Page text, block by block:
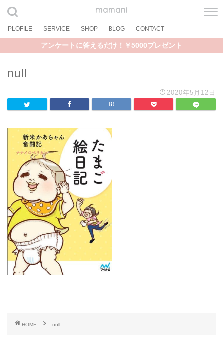
mamani
PLOFILE SERVICE SHOP BLOG CONTACT
アンケートに答えるだけ！￥5000プレゼント
null
2020年5月12日
HOME null